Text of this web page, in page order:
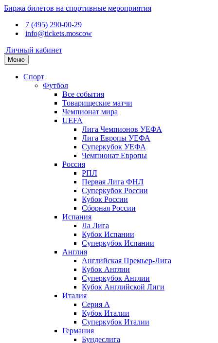
Биржа билетов на спортивные мероприятия
7 (495) 290-00-29
info@tickets.moscow
Личный кабинет
Меню
Спорт
Футбол
Все события
Товарищеские матчи
Чемпионат мира
UEFA
Лига Чемпионов УЕФА
Лига Европы УЕФА
Суперкубок УЕФА
Чемпионат Европы
Россия
РПЛ
Первая Лига ФНЛ
Суперкубок России
Кубок России
Сборная России
Испания
Ла Лига
Кубок Испании
Суперкубок Испании
Англия
Английская Премьер-Лига
Кубок Англии
Суперкубок Англии
Кубок Английской Лиги
Италия
Серия А
Кубок Италии
Суперкубок Италии
Германия
Бундеслига